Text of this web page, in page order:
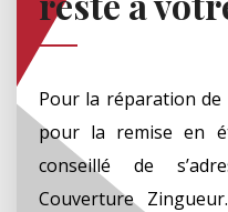
Pour la réparation
pour la remise en
conseillé de
Couverture